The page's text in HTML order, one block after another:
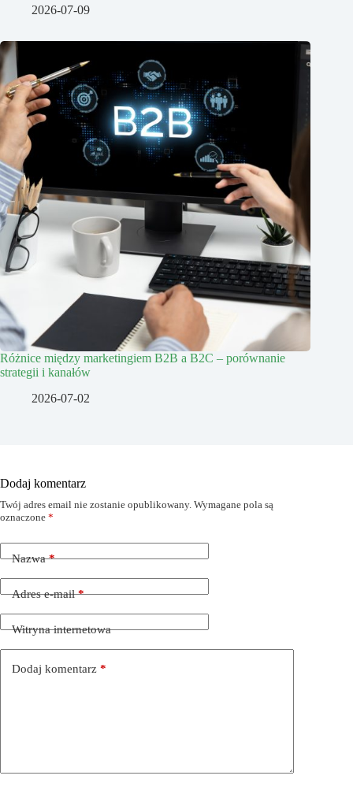
2026-07-09
Różnice między marketingiem B2B a B2C – porównanie
strategii i kanałów
2026-07-02
Dodaj komentarz
Twój adres email nie zostanie opublikowany. Wymagane pola są
oznaczone *
Nazwa*
Adres e-mail*
Witryna internetowa
Dodaj komentarz *